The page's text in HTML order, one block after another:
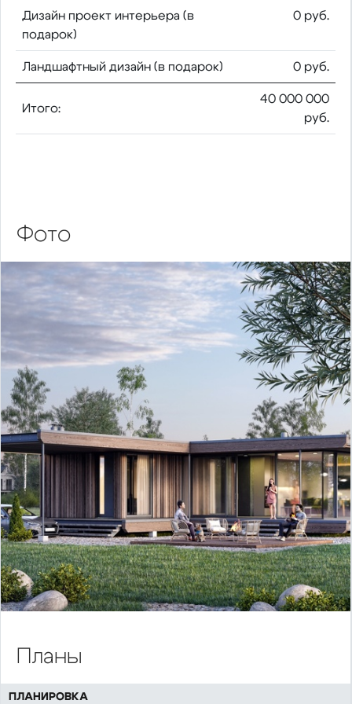
Дизайн проект интерьера (в
подарок)
0 руб.
Ландшафтный дизайн (в подарок) 0 руб.
Итого:
40 000 000
руб.
Фото
Планы
ПЛАНИРОВКА